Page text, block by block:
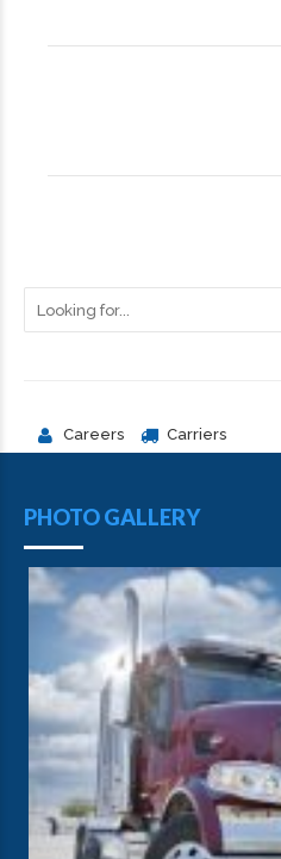
Careers Carriers
PHOTO GALLERY